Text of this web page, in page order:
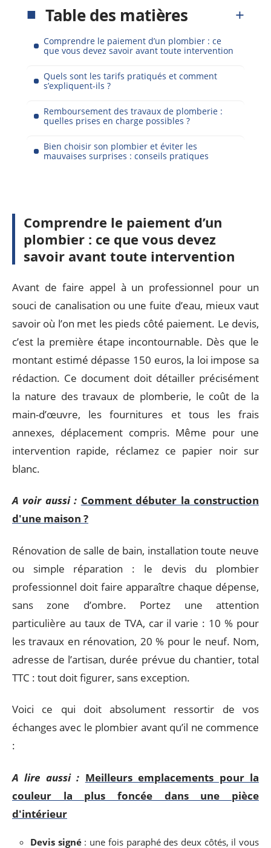
Table des matières
Comprendre le paiement d’un plombier : ce
que vous devez savoir avant toute intervention
Quels sont les tarifs pratiqués et comment
s’expliquent-ils ?
Remboursement des travaux de plomberie :
quelles prises en charge possibles ?
Bien choisir son plombier et éviter les
mauvaises surprises : conseils pratiques
Comprendre le paiement d’un
plombier : ce que vous devez
savoir avant toute intervention
Avant de faire appel à un professionnel pour un
souci de canalisation ou une fuite d’eau, mieux vaut
savoir où l’on met les pieds côté paiement. Le devis,
c’est la première étape incontournable. Dès que le
montant estimé dépasse 150 euros, la loi impose sa
rédaction. Ce document doit détailler précisément
la nature des travaux de plomberie, le coût de la
main-d’œuvre, les fournitures et tous les frais
annexes, déplacement compris. Même pour une
intervention rapide, réclamez ce papier noir sur
blanc.
A voir aussi : Comment débuter la construction
d'une maison ?
Rénovation de salle de bain, installation toute neuve
ou simple réparation : le devis du plombier
professionnel doit faire apparaître chaque dépense,
sans zone d’ombre. Portez une attention
particulière au taux de TVA, car il varie : 10 % pour
les travaux en rénovation, 20 % pour le neuf. Nom,
adresse de l’artisan, durée prévue du chantier, total
TTC : tout doit figurer, sans exception.
Voici ce qui doit absolument ressortir de vos
échanges avec le plombier avant qu’il ne commence
:
A lire aussi : Meilleurs emplacements pour la
couleur la plus foncée dans une pièce
d'intérieur
Devis signé: une fois paraphé des deux côtés, il vous